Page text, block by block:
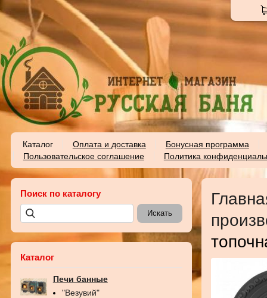
Каталог Оплата и доставка
Бонусная программа
Пользовательское соглашение
Политика
Поиск по каталогу
Каталог
Печи банные
"Везувий"